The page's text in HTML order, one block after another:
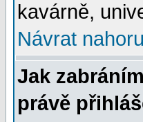
kavárně,
Návrat nahoru
Jak
právě